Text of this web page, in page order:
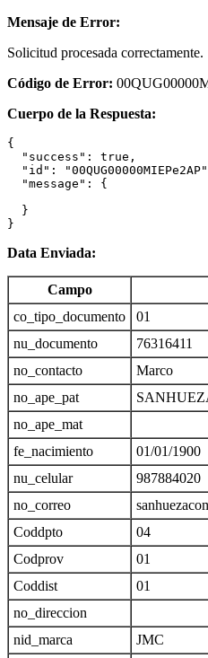
Mensaje de Error:
Solicitud procesada correctamente.
Código de Error:
Cuerpo de la Respuesta:
{
  "success": true,
"id":
  "message": {
  }
}
Data Enviada:
Campo
co_tipo_documento
01
nu_documento
76316411
no_contacto
Marco
no_ape_pat
no_ape_mat
fe_nacimiento
01/01/1900
nu_celular
987884020
no_correo
Coddpto
04
Codprov
01
Coddist
01
no_direccion
nid_marca
JMC